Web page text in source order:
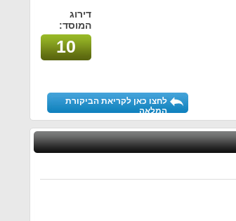
דירוג
המוסד:
10
לחצו כאן לקריאת הביקורת
המלאה